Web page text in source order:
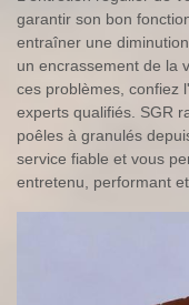
garantir son bon
entraîner une
un encrassement de la
ces problèmes, confiez
experts qualifiés. SGR
poêles à granulés
service fiable et vous
entretenu, performant